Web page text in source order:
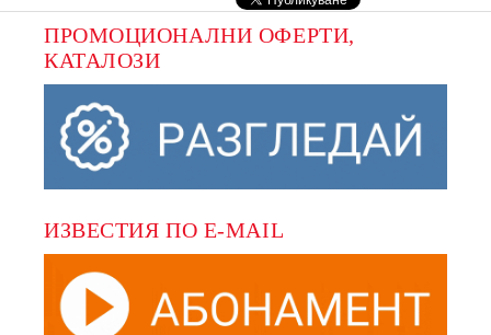
ПРОМОЦИОНАЛНИ ОФЕРТИ,
КАТАЛОЗИ
ИЗВЕСТИЯ ПО E-MAIL